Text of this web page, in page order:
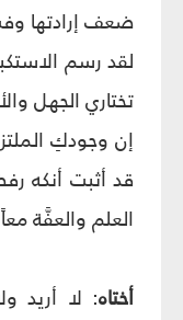
ضعف إرادتها
لقد رسم
تختاري الجهل
إن وجودكِ
قد أثبت أنكه
العلم والعفَّة
أختاه: لا أريد